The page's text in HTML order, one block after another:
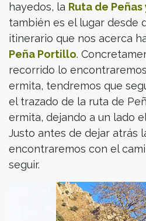
hayedos, la Ruta de Peñas
también es el lugar desde
itinerario que nos acerca
Peña Portillo.
recorrido lo
ermita, tendremos que
el trazado de la ruta de
ermita, dejando a un lado
Justo antes de dejar atrás
encontraremos con el
seguir.